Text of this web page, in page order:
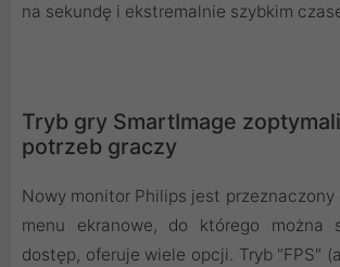
na sekundę i ekstremalnie szybkim
Tryb gry SmartImage
potrzeb graczy
Nowy monitor Philips jest przeznaczony
menu ekranowe, do którego można
dostęp, oferuje wiele opcji. Tryb "FPS"